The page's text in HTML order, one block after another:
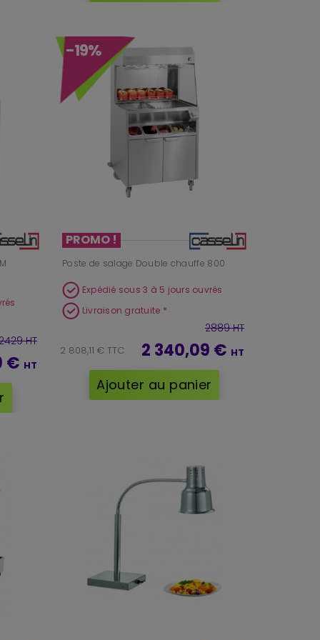
HT
€ HT
-19%
PROMO !
Poste de salage Double chauffe 800
Expédié sous 3 à 5 jours ouvrés
Livraison gratuite *
2 808,11 € TTC
2889 HT
2 340,09 € HT
Ajouter au panier